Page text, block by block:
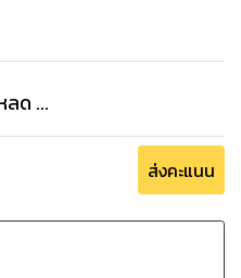
ลด ...
ส่งคะแนน